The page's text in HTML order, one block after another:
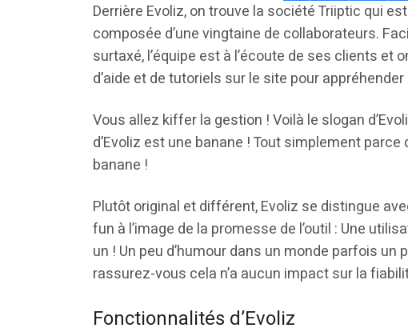
Derrière Evoliz, on trouve la société Triiptic qui
composée d’une vingtaine de collaborateurs.
surtaxé, l’équipe est à l’écoute de ses clients
d’aide et de tutoriels sur le site pour
Vous allez kiffer la gestion ! Voilà le slogan
d’Evoliz est une banane ! Tout simplement
banane !
Plutôt original et différent, Evoliz se distingue
fun à l’image de la promesse de l’outil : Une
un ! Un peu d’humour dans un monde parfois
rassurez-vous cela n’a aucun impact sur la
Fonctionnalités d’Evoliz